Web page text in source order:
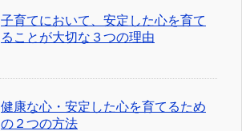
子育てにおいて、安定した心を育て
ることが大切な３つの理由
健康な心・安定した心を育てるため
の２つの方法